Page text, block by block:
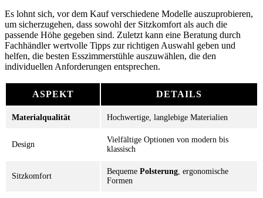
Es lohnt sich, vor dem Kauf verschiedene Modelle auszuprobieren,
um sicherzugehen, dass sowohl der Sitzkomfort als auch die
passende Höhe gegeben sind. Zuletzt kann eine Beratung durch
Fachhändler wertvolle Tipps zur richtigen Auswahl geben und
helfen, die besten Esszimmerstühle auszuwählen, die den
individuellen Anforderungen entsprechen.
ASPEKT DETAILS
Materialqualität Hochwertige, langlebige Materialien
Design
Vielfältige Optionen von modern bis
klassisch
Sitzkomfort
Bequeme Polsterung, ergonomische
Formen